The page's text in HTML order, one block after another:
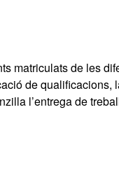
matriculats de les
de qualificacions,
l’entrega de